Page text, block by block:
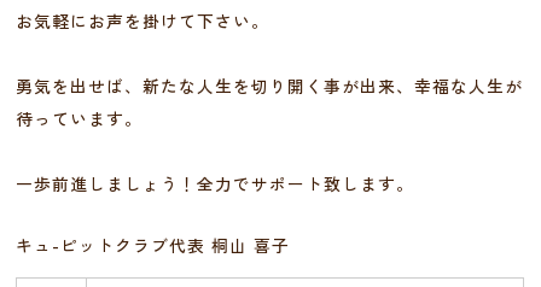
お気軽にお声を掛けて下さい。
勇気を出せば、新たな人生を切り開く事が出来、幸福な人生が
待っています。
一歩前進しましょう！全力でサポート致します。
キュ-ピットクラブ代表 桐山 喜子